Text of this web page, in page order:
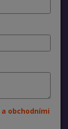
obchodními